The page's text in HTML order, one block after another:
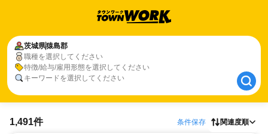
茨城県猿島郡
職種を選択してください
特徴/給与/雇用形態を選択してください
キーワードを選択してください
茨城県猿島郡
職種、特徴、キーワードを選択してください
1,491件 条件保存 関連度順